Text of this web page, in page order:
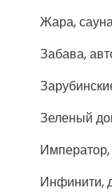
Жара,
Забава,
Зеленый
Инфинити,